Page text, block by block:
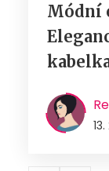
Módní